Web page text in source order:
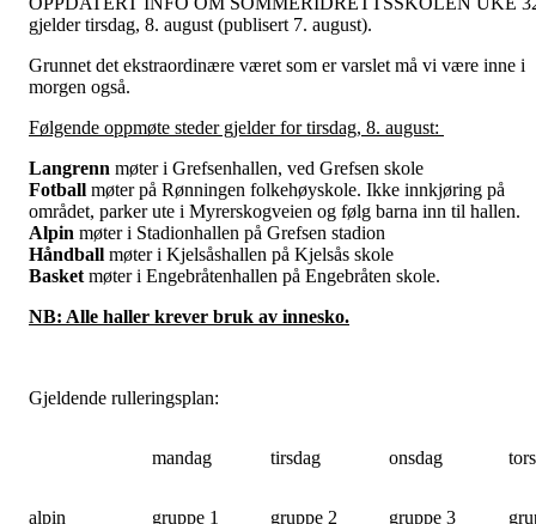
gjelder tirsdag, 8. august (publisert 7. august).
Grunnet det ekstraordinære været som er varslet må vi være inne i
morgen også.
Følgende oppmøte steder gjelder for tirsdag, 8. august:
Langrenn møter i Grefsenhallen, ved Grefsen skole
Fotball møter på Rønningen folkehøyskole. Ikke innkjøring på
området, parker ute i Myrerskogveien og følg barna inn til hallen.
Alpin møter i Stadionhallen på Grefsen stadion
Håndball møter i Kjelsåshallen på Kjelsås skole
Basket møter i Engebråtenhallen på Engebråten skole.
NB: Alle haller krever bruk av innesko.
Gjeldende rulleringsplan:
mandag tirsdag onsdag
alpin gruppe 1 gruppe 2 gruppe 3